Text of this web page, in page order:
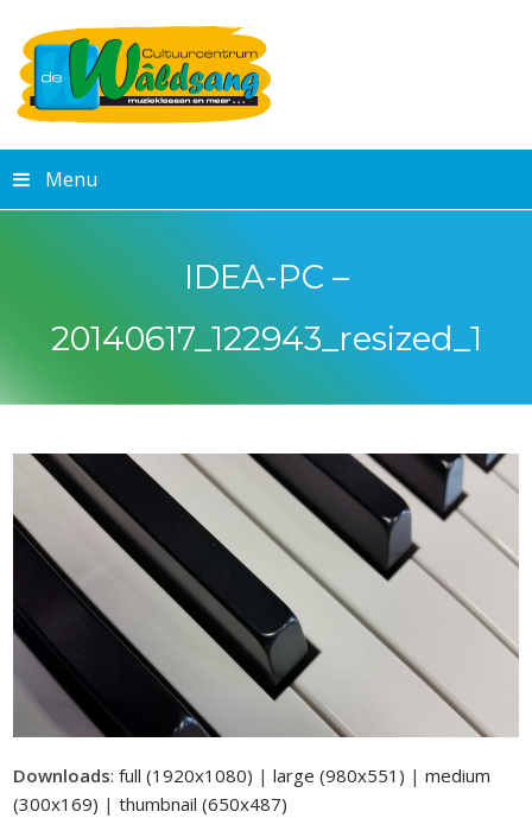
Menu
IDEA-PC –
20140617_122943_resized_1
Downloads:full (1920x1080) |large (980x551) |medium
(300x169) |thumbnail (650x487)